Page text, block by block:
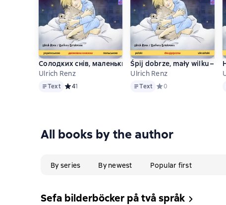
Солодких снів, маленький вовчикy – Śpij dobrze,
Ulrich Renz
TextText Средний рейтинг 4 на основе 1 оценок
41
Śpij dobrze, mały wilku –
Ulrich Renz
TextText Средний рейтинг 0 на
0
All books by the author
By series By newest Popular first
Sefa bilderböcker på två språk